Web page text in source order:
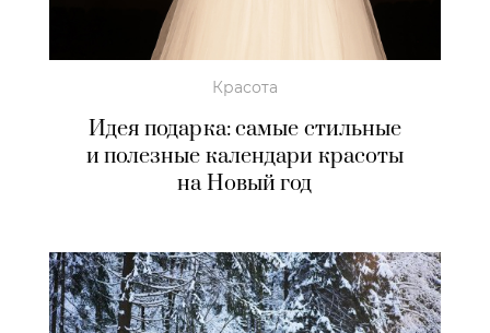
Красота
Идея подарка: самые стильные
и полезные календари красоты
на Новый год